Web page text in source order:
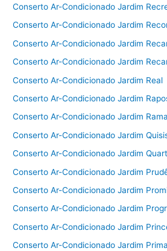
Conserto Ar-Condicionado Jardim
Conserto Ar-Condicionado Jardim
Conserto Ar-Condicionado Jardim
Conserto Ar-Condicionado Jardim
Conserto Ar-Condicionado Jardim Real
Conserto Ar-Condicionado Jardim
Conserto Ar-Condicionado Jardim
Conserto Ar-Condicionado Jardim
Conserto Ar-Condicionado Jardim
Conserto Ar-Condicionado Jardim
Conserto Ar-Condicionado Jardim
Conserto Ar-Condicionado Jardim
Conserto Ar-Condicionado Jardim
Conserto Ar-Condicionado Jardim